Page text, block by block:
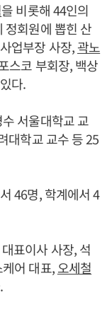
을 비롯해 44인의
정회원에 뽑힌 산
업부장 사장,곽노
스코 부회장, 백상
다.
서울대학교 교
대학교 교수 등 25
46명, 학계에서 4
표이사 사장, 석
어 대표,오세철